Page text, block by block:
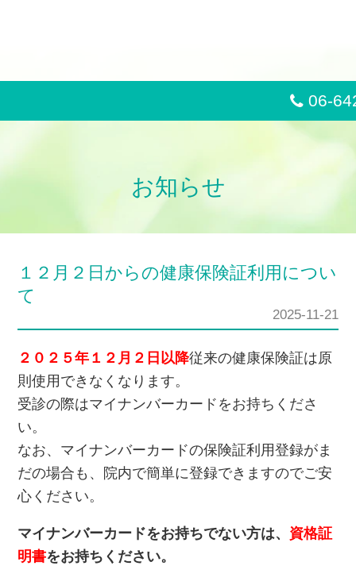
06-
お知らせ
１２月２日からの健康保険証利用につい
て
2025-11-21
２０２５年１２月２日以降従来の健康保険証は原
則使用できなくなります。
受診の際はマイナンバーカードをお持ちくださ
い。
なお、マイナンバーカードの保険証利用登録がま
だの場合も、院内で簡単に登録できますのでご安
心ください。
マイナンバーカードをお持ちでない方は、 資格証
明書をお持ちください。